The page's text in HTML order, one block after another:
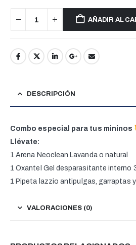
AÑADIR AL
DESCRIPCIÓN
Combo especial para tus mininos
Llévate:
1 Arena Neoclean Lavanda o natural
1 Oxantel Gel desparasitante interno
1 Pipeta lazzio antipulgas, garraptas
VALORACIONES (0)